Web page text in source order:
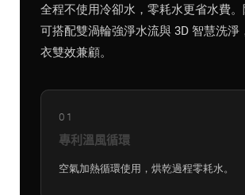
全程不使用冷卻水，零耗水更省水費
可搭配雙渦輪強淨水流與 3D 智慧洗淨
衣雙效兼顧。
01
專利溫風循環
空氣加熱循環使用，烘乾過程零耗水。